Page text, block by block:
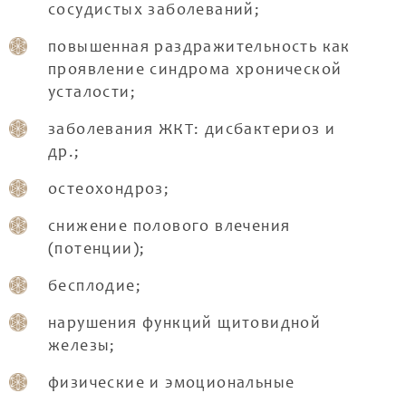
сосудистых заболеваний;
повышенная раздражительность как
проявление синдрома хронической
усталости;
заболевания ЖКТ: дисбактериоз и
др.;
остеохондроз;
снижение полового влечения
(потенции);
бесплодие;
нарушения функций щитовидной
железы;
физические и эмоциональные